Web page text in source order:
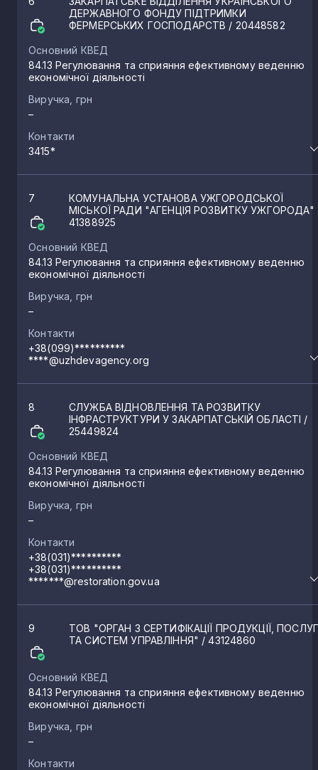
ДЕРЖАВНОГО ФОНДУ ПІДТРИМКИ
ФЕРМЕРСЬКИХ ГОСПОДАРСТВ / 20448582
Основний КВЕД
84.13 Регулювання та сприяння ефективному веденню
економічної діяльності
Виручка, грн
–
Контакти
3415*
7
КОМУНАЛЬНА УСТАНОВА УЖГОРОДСЬКОЇ
МІСЬКОЇ РАДИ "АГЕНЦІЯ РОЗВИТКУ УЖГОРОДА"
41388925
Основний КВЕД
84.13 Регулювання та сприяння ефективному веденню
економічної діяльності
Виручка, грн
–
Контакти
+38(099)**********
****@uzhdevagency.org
8
СЛУЖБА ВІДНОВЛЕННЯ ТА РОЗВИТКУ
ІНФРАСТРУКТУРИ У ЗАКАРПАТСЬКІЙ ОБЛАСТІ /
25449824
Основний КВЕД
84.13 Регулювання та сприяння ефективному веденню
економічної діяльності
Виручка, грн
–
Контакти
+38(031)**********
+38(031)**********
*******@restoration.gov.ua
9
ТОВ "ОРГАН З СЕРТИФІКАЦІЇ ПРОДУКЦІЇ,
ТА СИСТЕМ УПРАВЛІННЯ" / 43124860
Основний КВЕД
84.13 Регулювання та сприяння ефективному веденню
економічної діяльності
Виручка, грн
–
Контакти